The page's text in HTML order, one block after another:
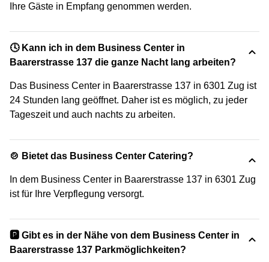
Ihre Gäste in Empfang genommen werden.
🕓 Kann ich in dem Business Center in
Baarerstrasse 137 die ganze Nacht lang arbeiten?
Das Business Center in Baarerstrasse 137 in 6301 Zug ist
24 Stunden lang geöffnet. Daher ist es möglich, zu jeder
Tageszeit und auch nachts zu arbeiten.
🍲 Bietet das Business Center Catering?
In dem Business Center in Baarerstrasse 137 in 6301 Zug
ist für Ihre Verpflegung versorgt.
🅿️ Gibt es in der Nähe von dem Business Center in
Baarerstrasse 137 Parkmöglichkeiten?